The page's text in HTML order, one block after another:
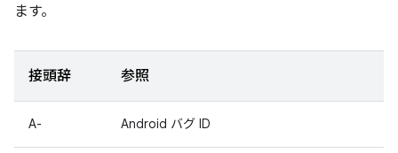
ます。
接頭辞 参照
A- Android バグ ID